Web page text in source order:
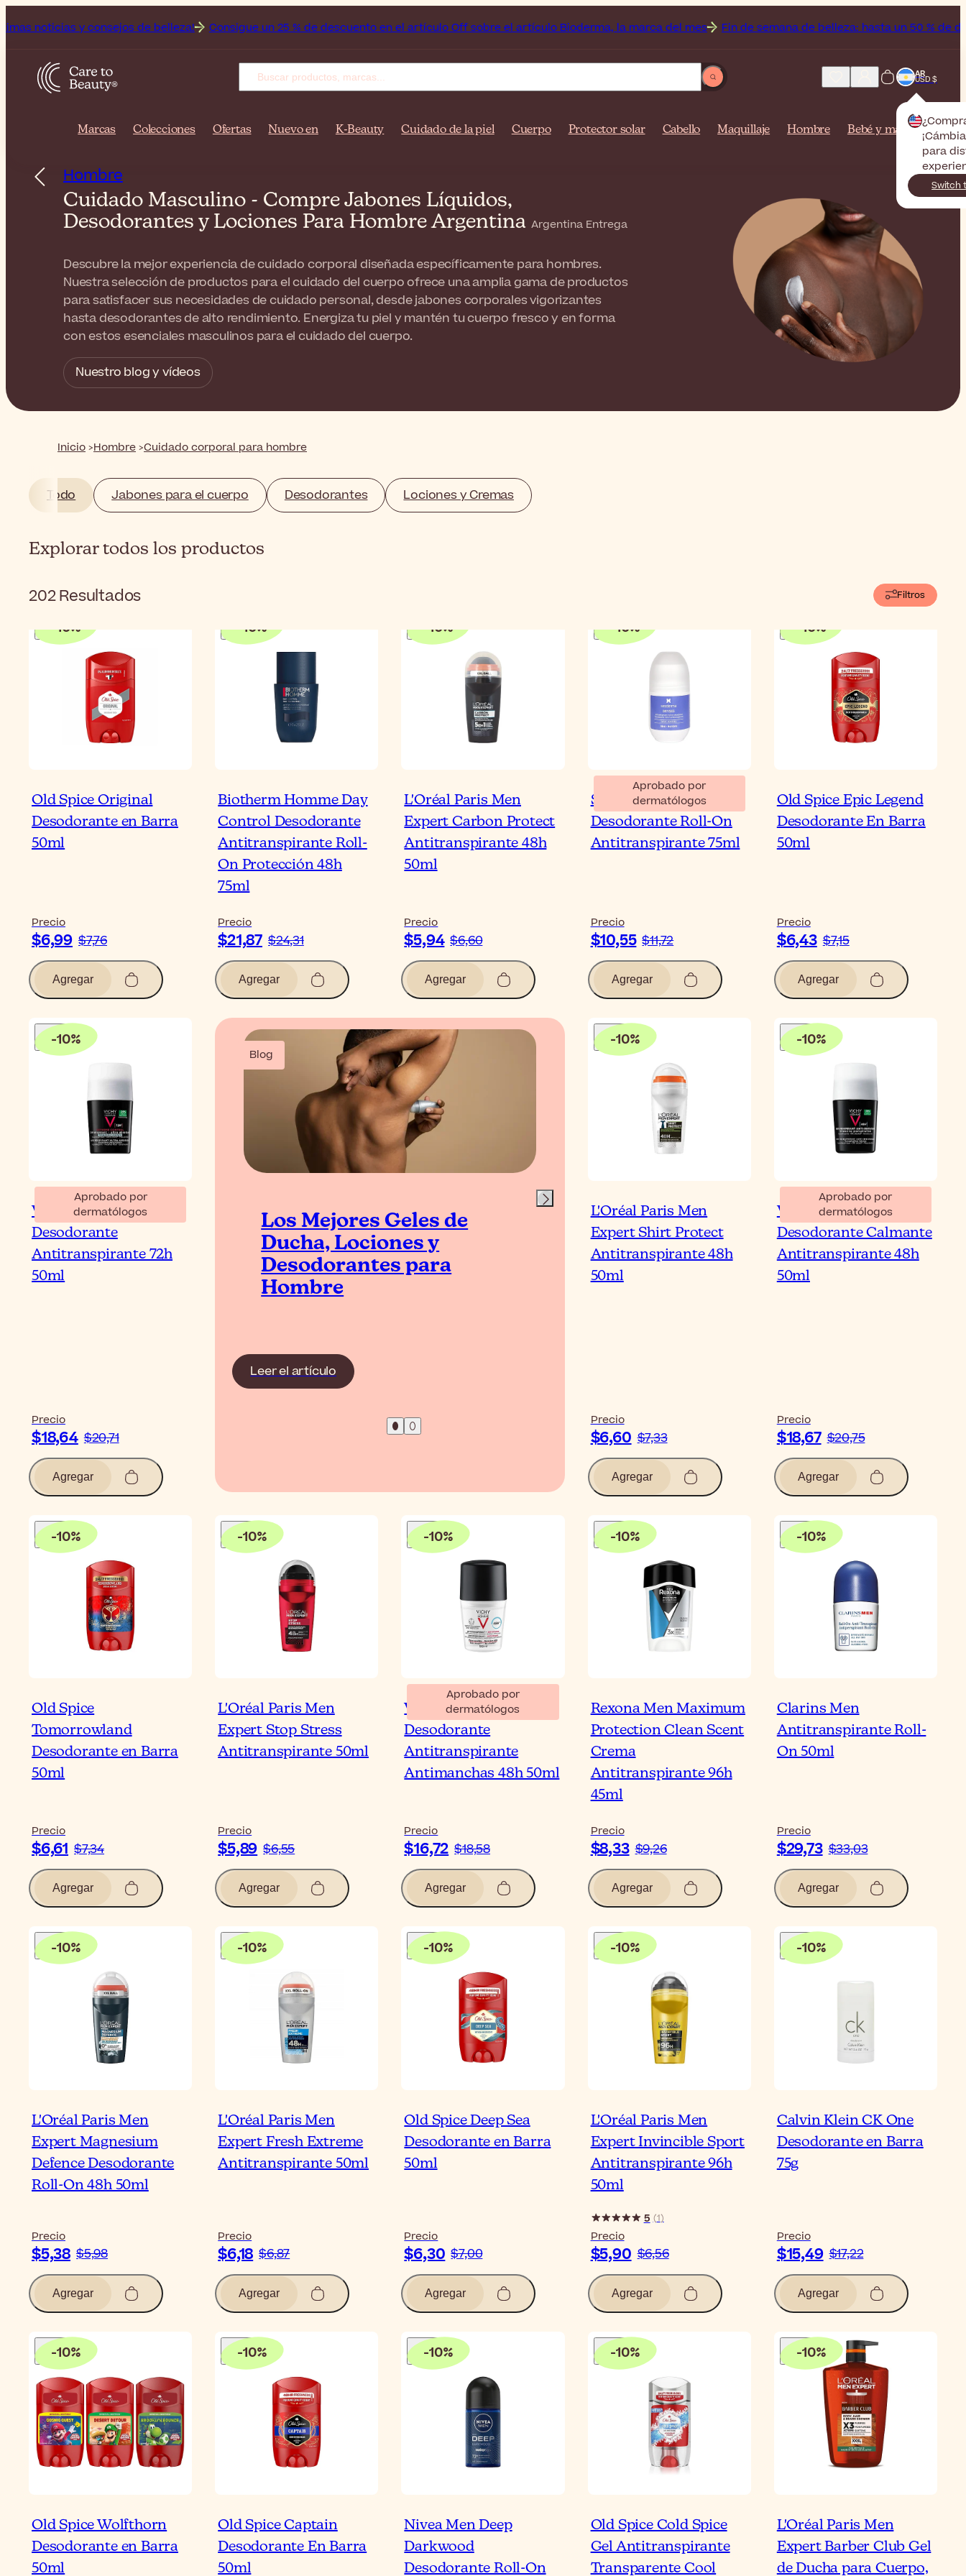
de belleza! Consigue un 25 % de descuento en el artículo Off sobre el artículo Bioderma, la marca del mes Fin de semana de belleza: hasta un 50 % de descuento Off en
AR
USD $
para
Switch
Marcas Colecciones Ofertas Nuevo en K-Beauty Cuidado de la piel Cuerpo Protector solar Cabello Maquillaje Hombre Bebé y mamá
Hombre
Cuidado Masculino - Compre Jabones Líquidos,
Desodorantes y Lociones Para Hombre Argentina Argentina Entrega
Nuestro blog y vídeos
Descubre la mejor experiencia de cuidado corporal diseñada específicamente para hombres.
Nuestra selección de productos para el cuidado del cuerpo ofrece una amplia gama de productos
para satisfacer sus necesidades de cuidado personal, desde jabones corporales vigorizantes
hasta desodorantes de alto rendimiento. Energiza tu piel y mantén tu cuerpo fresco y en forma
con estos esenciales masculinos para el cuidado del cuerpo.
Inicio Hombre Cuidado corporal para hombre
Todo Jabones para el cuerpo Desodorantes Lociones y Cremas
Explorar todos los productos
202Resultados Filtros
-10%
Old Spice Original
Desodorante en Barra
50ml
Precio
$6,99 $7,76
Agregar
-10%
Biotherm Homme Day
Control Desodorante
Antitranspirante Roll-
On Protección 48h
75ml
Precio
$21,87 $24,31
Agregar
-10%
L'Oréal Paris Men
Expert Carbon Protect
Antitranspirante 48h
50ml
Precio
$5,94 $6,60
Agregar
-10%
Aprobado por
dermatólogos
Sesderma Dryses Men
Desodorante Roll-On
Antitranspirante 75ml
Precio
$10,55 $11,72
Agregar
-10%
Old Spice Epic Legend
Desodorante En Barra
50ml
Precio
$6,43 $7,15
Agregar
-10%
Aprobado por
dermatólogos
Vichy Homme
Desodorante
Antitranspirante 72h
50ml
Precio
$18,64 $20,71
Agregar
Blog
Los Mejores Geles de
Ducha, Lociones y
Desodorantes para
Hombre
Leer el artículo
Blog
Los 8 Mejores
Antitranspirantes Roll-
On para Hombre
-10%
L'Oréal Paris Men
Expert Shirt Protect
Antitranspirante 48h
50ml
Precio
$6,60 $7,33
Agregar
-10%
Aprobado por
dermatólogos
Vichy Homme
Desodorante Calmante
Antitranspirante 48h
50ml
Precio
$18,67 $20,75
Agregar
-10%
Old Spice
Tomorrowland
Desodorante en Barra
50ml
Precio
$6,61 $7,34
Agregar
-10%
L'Oréal Paris Men
Expert Stop Stress
Antitranspirante 50ml
Precio
$5,89 $6,55
Agregar
-10%
Aprobado por
dermatólogos
Vichy Homme
Desodorante
Antitranspirante
Antimanchas 48h 50ml
Precio
$16,72 $18,58
Agregar
-10%
Rexona Men Maximum
Protection Clean Scent
Crema
Antitranspirante 96h
45ml
Precio
$8,33 $9,26
Agregar
-10%
Clarins Men
Antitranspirante Roll-
On 50ml
Precio
$29,73 $33,03
Agregar
-10%
L'Oréal Paris Men
Expert Magnesium
Defence Desodorante
Roll-On 48h 50ml
Precio
$5,38 $5,98
Agregar
-10%
L'Oréal Paris Men
Expert Fresh Extreme
Antitranspirante 50ml
Precio
$6,18 $6,87
Agregar
-10%
Old Spice Deep Sea
Desodorante en Barra
50ml
Precio
$6,30 $7,00
Agregar
-10%
L'Oréal Paris Men
Expert Invincible Sport
Antitranspirante 96h
50ml
5 (1)
Precio
$5,90 $6,56
Agregar
-10%
Calvin Klein CK One
Desodorante en Barra
75g
Precio
$15,49 $17,22
Agregar
-10%
Old Spice Wolfthorn
Desodorante en Barra
50ml
-10%
Old Spice Captain
Desodorante En Barra
50ml
-10%
Nivea Men Deep
Darkwood
Desodorante Roll-On
-10%
Old Spice Cold Spice
Gel Antitranspirante
Transparente Cool
-10%
L'Oréal Paris Men
Expert Barber Club Gel
de Ducha para Cuerpo,